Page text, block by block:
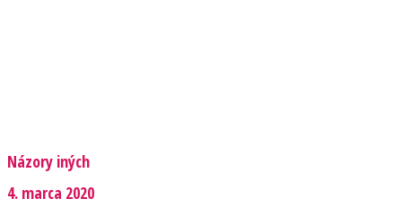
Názory iných
4. marca 2020